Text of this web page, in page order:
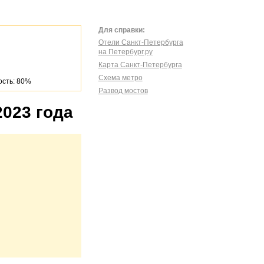
Для справки:
Отели Санкт-Петербурга
на Петербург.ру
Карта Санкт-Петербурга
Схема метро
Развод мостов
80%
года